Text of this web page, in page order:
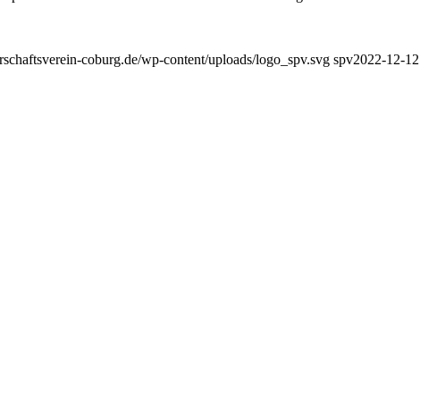
coburg.de/wp-content/uploads/logo_spv.svg spv2022-12-12